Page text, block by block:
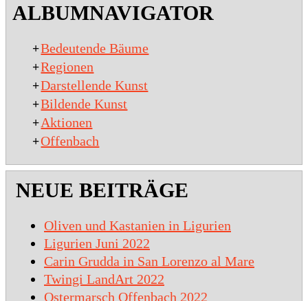
01-
ALBUMNAVIGATOR
+Bedeutende Bäume
+Regionen
+Darstellende Kunst
+Bildende Kunst
+ Aktionen
+Offenbach
NEUE BEITRÄGE
Oliven und Kastanien in Ligurien
Ligurien Juni 2022
Carin Grudda in San Lorenzo al Mare
Twingi LandArt 2022
Ostermarsch Offenbach 2022